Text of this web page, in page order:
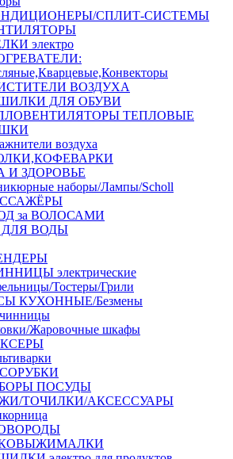
СПЛИТ-СИСТЕМЫ
электро
ВОЗДУХА
ДЛЯ ОБУВИ
ТЕПЛОВЫЕ
воздуха
И ЗДОРОВЬЕ
наборы/Лампы/Scholl
за ВОЛОСАМИ
ДЛЯ ВОДЫ
электрические
Тостеры/Грили
КУХОННЫЕ/Безмены
Жаровочные шкафы
ПОСУДЫ
ТОЧИЛКИ/АКСЕССУАРЫ